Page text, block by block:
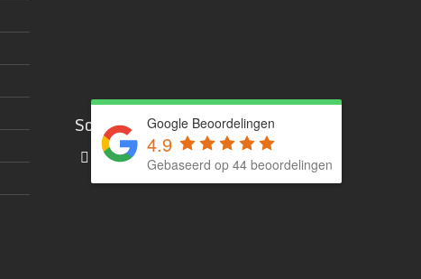
Social mediaGoogle Beoordelingen
4.9
Gebaseerd op 44 beoordelingen